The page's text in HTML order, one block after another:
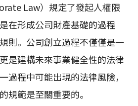
Law）規定了發起人權限
在形成公司財產基礎的過程
則。公司創立過程不僅僅是一
是建構未來事業健全性的法律
過程中可能出現的法律風險，
規範是至關重要的。